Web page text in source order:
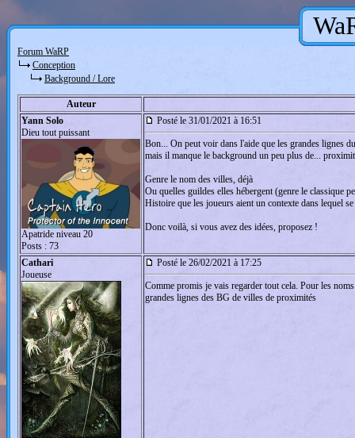
Forum WaRP
Conception
Background / Lore
Auteur
Yann Solo
Dieu tout puissant
Apatride niveau 20
Posts : 73
Posté le 31/01/2021 à 16:51
Bon... On peut voir dans l'aide que les grandes lignes
mais il manque le background un peu plus de...
Genre le nom des villes, déjà
Ou quelles guildes elles hébergent (genre le classique
Histoire que les joueurs aient un contexte dans lequel
Donc voilà, si vous avez des idées, proposez !
Cathari
Joueuse
Posté le 26/02/2021 à 17:25
Comme promis je vais regarder tout cela. Pour les
grandes lignes des BG de villes de proximités